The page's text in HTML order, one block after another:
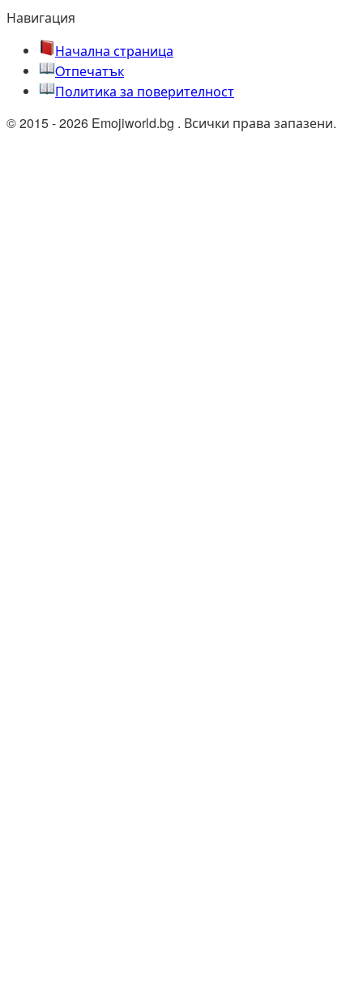
Навигация
Начална страница
Oтпечатък
Политика за поверителност
© 2015 - 2026 Emojiworld.bg . Всички права запазени.